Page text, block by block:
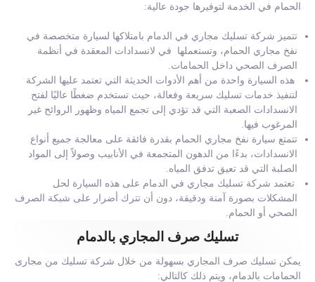
الحمام في الخدمة لتوفيرها جودة عالية:
تتميز شركة تسليك مجاري في الدمام بامتلاكها لسيارة متخصصة في
نفخ مجاري الحمام، وتستعملها في لانسدادات المعقدة في أنظمة
الصرف الصحي داخل الحمامات.
هذه السيارة واحدة من أهم الأدوات الحديثة التي تعتمد عليها الشركة
لتنفيذ خدمات تسليك سريعة وفعالة، حيث تستخدم ضغطًا عاليًا لفتح
الانسدادات الصعبة التي قد تؤدي إلى تجمع المياه وظهور الروائح غير
المرغوب فيها.
تتمتع سيارة نفخ مجاري الحمام بقدرة فائقة على معالجة جميع أنواع
الانسدادات، بدءًا من الدهون المتجمعة في الأنابيب وصولاً إلى المواد
الصلبة التي قد تعيق تدفق المياه.
تعتمد شركة تسليك مجاري في الدمام على هذه السيارة لحل
المشكلات بصورة آمنة ودقيقة، دون أن تترك أضرار على شبكة الصرف
الصحي أو الحمام.
تسليك صرف المجاري بالدمام
يمكن تسليك صرف المجاري بسهولة من خلال شركة تسليك من مجارى
الحمامات بالدمام، ويتم ذلك كالتالي: